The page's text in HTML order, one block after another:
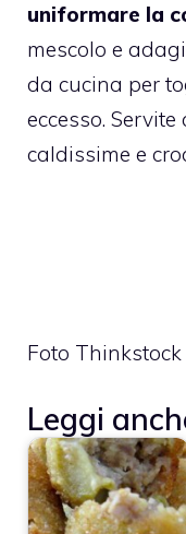
uniformare la
mescolo e
da cucina per
eccesso.
caldissime e
Foto Thinkstock
Leggi